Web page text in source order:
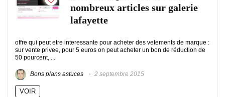
nombreux articles sur galerie
lafayette
offre qui peut etre interessante pour acheter des vetements de marque :
sur vente privee, pour 5 euros on peut acheter un bon de réduction de
50 pourcent, ...
Bons plans astuces 2 septembre 2015
VOIR